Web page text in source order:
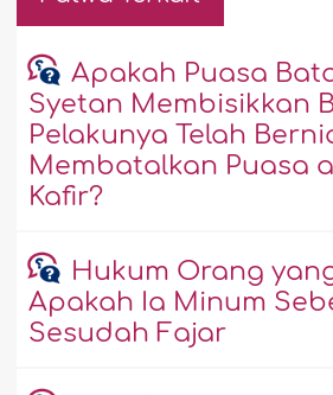
Apakah Puasa
Syetan Membisikkan
Pelakunya Telah
Membatalkan Puasa
Kafir?
Hukum Orang
Apakah Ia Minum
Sesudah Fajar